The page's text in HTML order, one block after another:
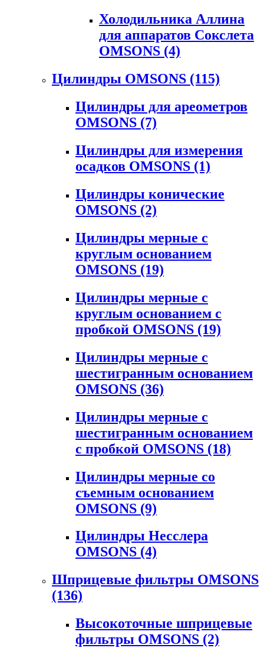
Холодильника Аллина
для аппаратов Сокслета
OMSONS (4)
Цилиндры OMSONS (115)
Цилиндры для ареометров
OMSONS (7)
Цилиндры для измерения
осадков OMSONS (1)
Цилиндры конические
OMSONS (2)
Цилиндры мерные с
круглым основанием
OMSONS (19)
Цилиндры мерные с
круглым основанием с
пробкой OMSONS (19)
Цилиндры мерные с
шестигранным основанием
OMSONS (36)
Цилиндры мерные с
шестигранным основанием
с пробкой OMSONS (18)
Цилиндры мерные со
съемным основанием
OMSONS (9)
Цилиндры Несслера
OMSONS (4)
Шприцевые фильтры OMSONS
(136)
Высокоточные шприцевые
фильтры OMSONS (2)